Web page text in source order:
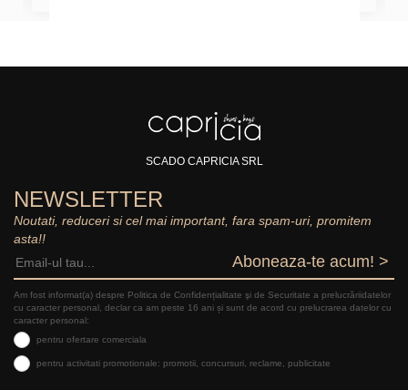
SCADO CAPRICIA SRL
NEWSLETTER
Noutati, reduceri si cel mai important, fara spam-uri, promitem
asta!!
Aboneaza-te acum! >
Am fost informat(a) despre Politica de Confidențialitate şi de Securitate a prelucrăriidatelor
cu caracter personal, declar ca am peste 16 ani și sunt de acord cu prelucrarea datelor cu
caracter personal:
pentru ofertare comerciala
pentru activitati promotionale: promotii, concursuri, reclame, publicitate